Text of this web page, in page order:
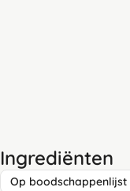
Ingrediënten
Op boodschappenlijst